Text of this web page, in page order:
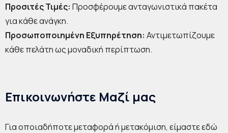
Προσιτές Τιμές: Προσφέρουμε ανταγωνιστικά πακέτα
για κάθε ανάγκη.
Προσωποποιημένη Εξυπηρέτηση: Αντιμετωπίζουμε
κάθε πελάτη ως μοναδική περίπτωση.
Επικοινωνήστε Μαζί μας
Για οποιαδήποτε μεταφορά ή μετακόμιση, είμαστε εδώ